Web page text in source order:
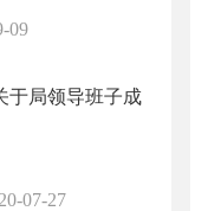
09
于局领导班子成
07-27